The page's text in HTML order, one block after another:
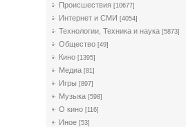
Происшествия [10677]
Интернет и СМИ [4054]
Технологии, Техника и наука [5873]
Общество [49]
Кино [1395]
Медиа [81]
Игры [897]
Музыка [598]
О кино [116]
Иное [53]